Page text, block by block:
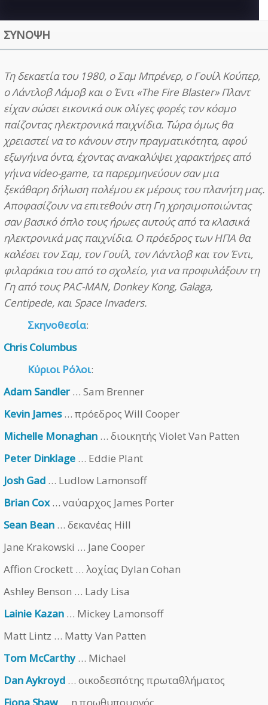
ΣΥΝΟΨΗ
Τη δεκαετία του 1980, ο Σαμ Μπρένερ, ο Γουίλ Κούπερ,
ο Λάντλοβ Λάμοβ και ο Έντι «The Fire Blaster» Πλαντ
είχαν σώσει εικονικά ουκ ολίγες φορές τον κόσμο
παίζοντας ηλεκτρονικά παιχνίδια. Τώρα όμως θα
χρειαστεί να το κάνουν στην πραγματικότητα, αφού
εξωγήινα όντα, έχοντας ανακαλύψει χαρακτήρες από
γήινα video-game, τα παρερμηνεύουν σαν μια
ξεκάθαρη δήλωση πολέμου εκ μέρους του πλανήτη μας.
Αποφασίζουν να επιτεθούν στη Γη χρησιμοποιώντας
σαν βασικό όπλο τους ήρωες αυτούς από τα κλασικά
ηλεκτρονικά μας παιχνίδια. Ο πρόεδρος των ΗΠΑ θα
καλέσει τον Σαμ, τον Γουίλ, τον Λάντλοβ και τον Έντι,
φιλαράκια του από το σχολείο, για να προφυλάξουν τη
Γη από τους PAC-MAN, Donkey Kong, Galaga,
Centipede, και Space Invaders.
Σκηνοθεσία:
Chris Columbus
Κύριοι Ρόλοι:
Adam Sandler … Sam Brenner
Kevin James… πρόεδρος Will Cooper
Michelle Monaghan … διοικητής Violet Van Patten
Peter Dinklage … Eddie Plant
Josh Gad … Ludlow Lamonsoff
Brian Cox… ναύαρχος James Porter
Sean Bean … δεκανέας Hill
Jane Krakowski … Jane Cooper
Affion Crockett … λοχίας Dylan Cohan
Ashley Benson … Lady Lisa
Lainie Kazan … Mickey Lamonsoff
Matt Lintz … Matty Van Patten
Tom McCarthy… Michael
Dan Aykroyd … οικοδεσπότης πρωταθλήματος